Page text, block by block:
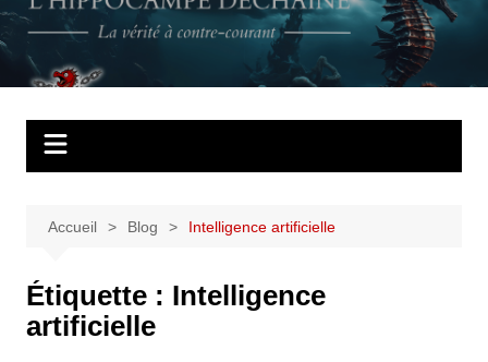
Aller
au
contenu
L'Hippocampe
déchaîné
La vérité à contre courant
Accueil Blog Intelligence artificielle
Étiquette : Intelligence
artificielle